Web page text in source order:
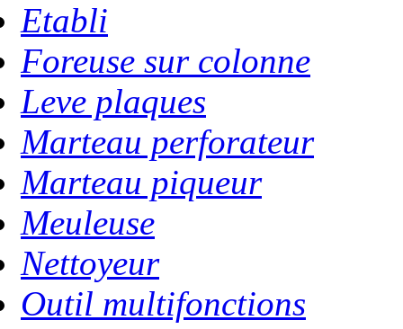
Etabli
Foreuse sur colonne
Leve plaques
Marteau perforateur
Marteau piqueur
Meuleuse
Nettoyeur
Outil multifonctions